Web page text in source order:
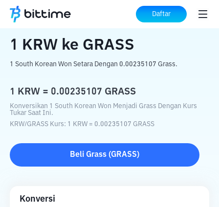
Daftar
Beranda Konverter Kripto ke GRASS
1 KRW ke GRASS
1 South Korean Won Setara Dengan 0.00235107 Grass.
1 KRW = 0.00235107 GRASS
Konversikan 1 South Korean Won Menjadi Grass Dengan Kurs
Tukar Saat Ini.
KRW/GRASS Kurs: 1 KRW = 0.00235107 GRASS
Beli Grass (GRASS)
Konversi